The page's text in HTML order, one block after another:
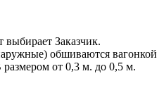
Заказчик.
обшиваются вагонкой
от 0,3 м. до 0,5 м.